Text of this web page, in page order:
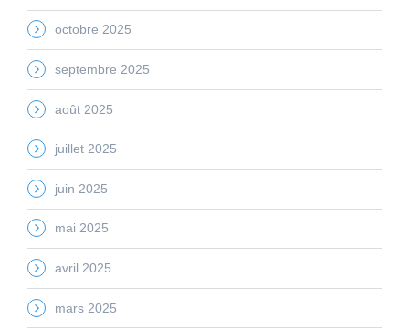
octobre 2025
septembre 2025
août 2025
juillet 2025
juin 2025
mai 2025
avril 2025
mars 2025